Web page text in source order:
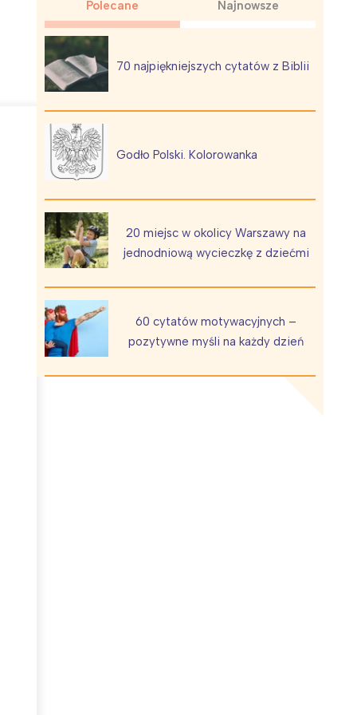
Polecane Najnowsze
70 najpiękniejszych cytatów z Biblii
Godło Polski. Kolorowanka
20 miejsc w okolicy Warszawy na
jednodniową wycieczkę z dziećmi
60 cytatów motywacyjnych –
pozytywne myśli na każdy dzień